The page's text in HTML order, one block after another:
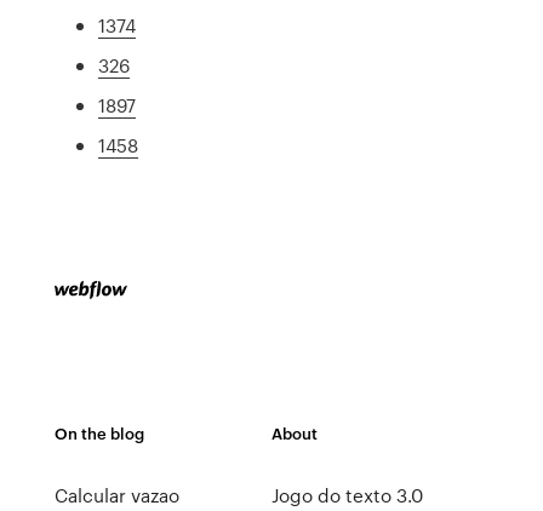
1374
326
1897
1458
On the blog
Calcular vazao
About
Jogo do texto 3.0